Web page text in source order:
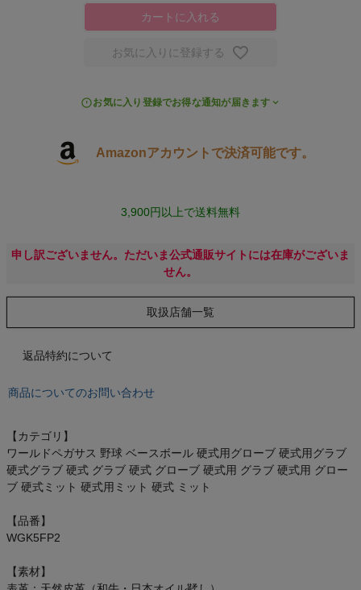
サックス SAXX
オン On
スポーツマリオTOP
ベースボールマリオ（野球商品）
お気に入り
カートに入れる
お気に入りに登録する
お気に入り登録でお得な通知が届きます
Amazonアカウントで決済可能です。
3,900円以上で送料無料
申し訳ございません。ただいま公式通販サイトには在庫がございま
せん。
取扱店舗一覧
返品特約について
商品についてのお問い合わせ
【カテゴリ】
ワールドペガサス 野球 ベースボール 硬式用グローブ 硬式用グラブ
硬式グラブ 硬式 グラブ 硬式 グローブ 硬式用 グラブ 硬式用 グロー
ブ 硬式ミット 硬式用ミット 硬式 ミット
【品番】
WGK5FP2
【素材】